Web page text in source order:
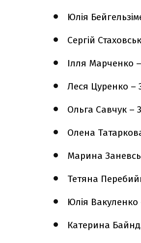
Юлія
Сергій
Ілля Марченко
Леся Цуренко –
Ольга Савчук –
Олена
Марина
Тетяна
Юлія Вакуленко
Катерина